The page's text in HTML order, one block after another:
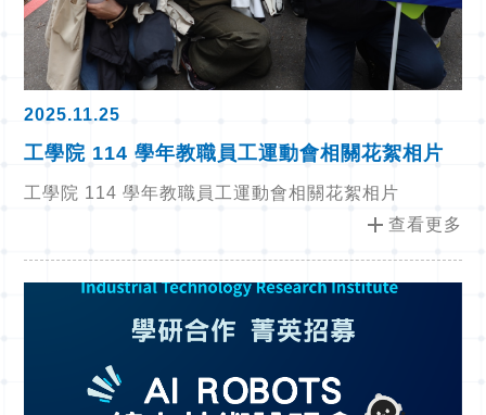
2025.11.25
工學院 114 學年教職員工運動會相關花絮相片
工學院 114 學年教職員工運動會相關花絮相片
add 查看更多